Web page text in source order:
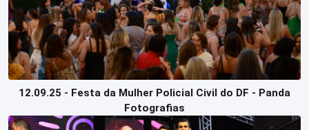
12.09.25 - Festa da Mulher Policial Civil do DF - Panda
Fotografias